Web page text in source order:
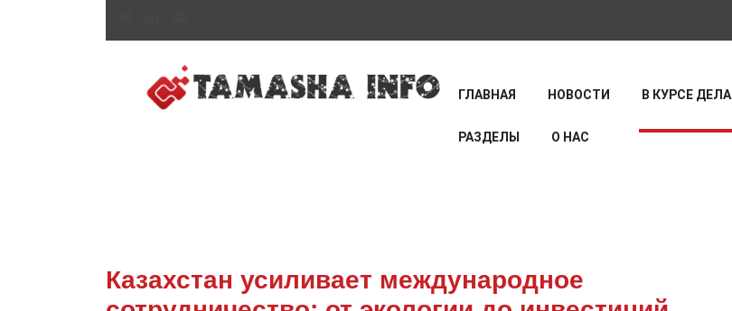
ГЛАВНАЯ НОВОСТИ В КУРСЕ ДЕЛА
РАЗДЕЛЫ О НАС
Казахстан усиливает международное